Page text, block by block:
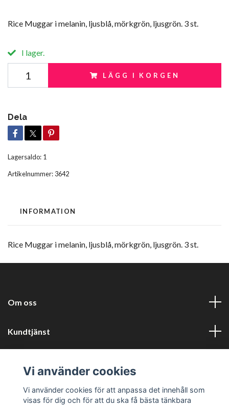
Rice Muggar i melanin, ljusblå, mörkgrön, ljusgrön. 3 st.
I lager.
LÄGG I KORGEN
Dela
Lagersaldo: 1
Artikelnummer: 3642
INFORMATION
Rice Muggar i melanin, ljusblå, mörkgrön, ljusgrön. 3 st.
Om oss
Kundtjänst
Sociala medier
Vi använder cookies
Vi använder cookies för att anpassa det innehåll som
visas för dig och för att du ska få bästa tänkbara